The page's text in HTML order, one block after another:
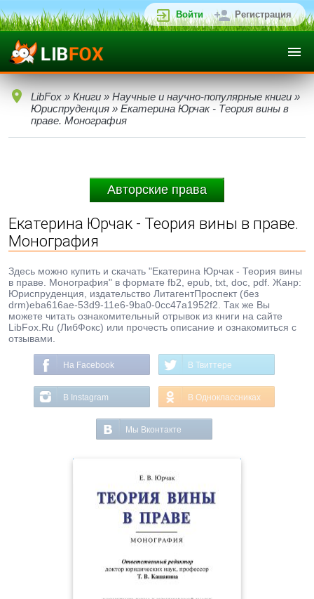
Войти Регистрация
LibFox » Книги » Научные и научно-популярные книги »
Юриспруденция » Екатерина Юрчак - Теория вины в
праве. Монография
Авторские права
Екатерина Юрчак - Теория вины в праве.
Монография
Здесь можно купить и скачать "Екатерина Юрчак - Теория вины
в праве. Монография" в формате fb2, epub, txt, doc, pdf. Жанр:
Юриспруденция, издательство ЛитагентПроспект (без
drm)eba616ae-53d9-11e6-9ba0-0cc47a1952f2. Так же Вы
можете читать ознакомительный отрывок из книги на сайте
LibFox.Ru (ЛибФокс) или прочесть описание и ознакомиться с
отзывами.
На Facebook В Твиттере
В Instagram В Одноклассниках
Мы Вконтакте